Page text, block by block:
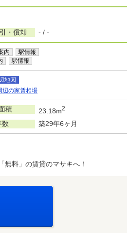
・償却 - / -
内
駅情報
駅情報
地図
辺の家賃相場
積 23.18m2
数 築29年6ヶ月
料」の賃貸のマサキへ！